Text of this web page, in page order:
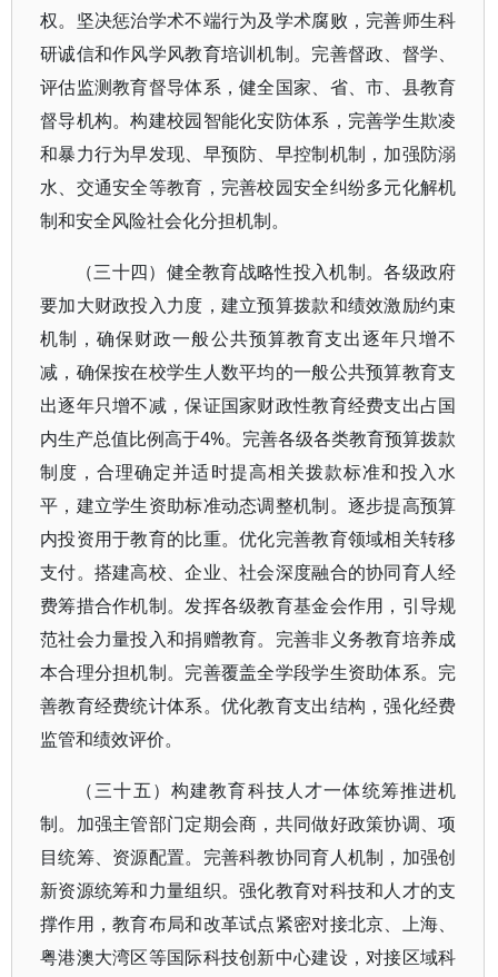
权。坚决惩治学术不端行为及学术腐败，完善师生科
研诚信和作风学风教育培训机制。完善督政、督学、
评估监测教育督导体系，健全国家、省、市、县教育
督导机构。构建校园智能化安防体系，完善学生欺凌
和暴力行为早发现、早预防、早控制机制，加强防溺
水、交通安全等教育，完善校园安全纠纷多元化解机
制和安全风险社会化分担机制。
（三十四）健全教育战略性投入机制。各级政府
要加大财政投入力度，建立预算拨款和绩效激励约束
机制，确保财政一般公共预算教育支出逐年只增不
减，确保按在校学生人数平均的一般公共预算教育支
出逐年只增不减，保证国家财政性教育经费支出占国
内生产总值比例高于4%。完善各级各类教育预算拨款
制度，合理确定并适时提高相关拨款标准和投入水
平，建立学生资助标准动态调整机制。逐步提高预算
内投资用于教育的比重。优化完善教育领域相关转移
支付。搭建高校、企业、社会深度融合的协同育人经
费筹措合作机制。发挥各级教育基金会作用，引导规
范社会力量投入和捐赠教育。完善非义务教育培养成
本合理分担机制。完善覆盖全学段学生资助体系。完
善教育经费统计体系。优化教育支出结构，强化经费
监管和绩效评价。
（三十五）构建教育科技人才一体统筹推进机
制。加强主管部门定期会商，共同做好政策协调、项
目统筹、资源配置。完善科教协同育人机制，加强创
新资源统筹和力量组织。强化教育对科技和人才的支
撑作用，教育布局和改革试点紧密对接北京、上海、
粤港澳大湾区等国际科技创新中心建设，对接区域科